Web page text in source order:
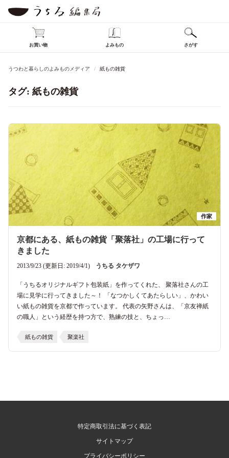
お買い物 よみもの さがす
うつわと暮らしのよみものメディア 紙もの雑貨
タグ: 紙もの雑貨
作家
京都にある、紙もの雑貨「聚落社」の工場に行って
きました
2013/9/23 (更新日: 2019/4/1) うちる タケザワ
「うちるオリジナルギフト包装紙」を作ってくれた、 聚落社さんの工
場に見学に行ってきました～！ 「なつかしくてあたらしい」、かわい
い紙もの雑貨を京都で作っています。 代表の矢野さんは、「京友禅紙
の職人」という経歴を持つ方で、熟練の技と、ちょっ…
紙もの雑貨 聚楽社
特定商取引法に基づく表記
サイトマップ
プライバシーポリシー